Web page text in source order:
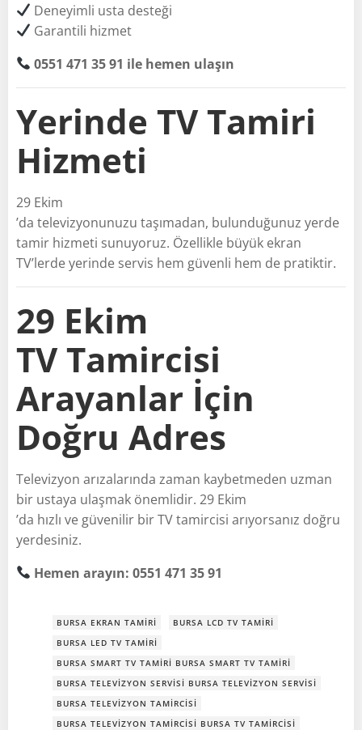
Deneyimli usta desteği
Garantili hizmet
0551 471 35 91 ile hemen ulaşın
Yerinde TV Tamiri
Hizmeti
29 Ekim
’da televizyonunuzu taşımadan, bulunduğunuz yerde
tamir hizmeti sunuyoruz. Özellikle büyük ekran
TV’lerde yerinde servis hem güvenli hem de pratiktir.
29 Ekim
TV Tamircisi
Arayanlar İçin
Doğru Adres
Televizyon arızalarında zaman kaybetmeden uzman
bir ustaya ulaşmak önemlidir. 29 Ekim
’da hızlı ve güvenilir bir TV tamircisi arıyorsanız doğru
yerdesiniz.
Hemen arayın: 0551 471 35 91
BURSA EKRAN TAMIRI
BURSA LCD TV TAMIRI
BURSA LED TV TAMIRI
BURSA SMART TV TAMIRI BURSA SMART TV TAMIRI
BURSA TELEVIZYON SERVISI BURSA TELEVIZYON SERVISI
BURSA TELEVIZYON TAMIRCISI
BURSA TELEVIZYON TAMIRCISI BURSA TV TAMIRCISI